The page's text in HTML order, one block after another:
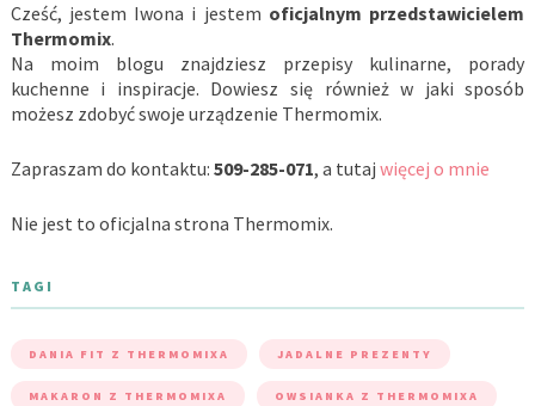
Cześć, jestem Iwona i jestem oficjalnym przedstawicielem
Thermomix.
Na moim blogu znajdziesz przepisy kulinarne, porady
kuchenne i inspiracje. Dowiesz się również w jaki sposób
możesz zdobyć swoje urządzenie Thermomix.
Zapraszam do kontaktu: 509-285-071, a tutaj więcej o mnie
Nie jest to oficjalna strona Thermomix.
TAGI
DANIA FIT Z THERMOMIXA JADALNE PREZENTY
MAKARON Z THERMOMIXA OWSIANKA Z THERMOMIXA